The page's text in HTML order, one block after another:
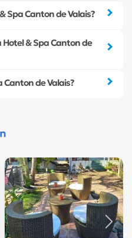
Spa Canton de Valais?
Hotel & Spa Canton de
Canton de Valais?